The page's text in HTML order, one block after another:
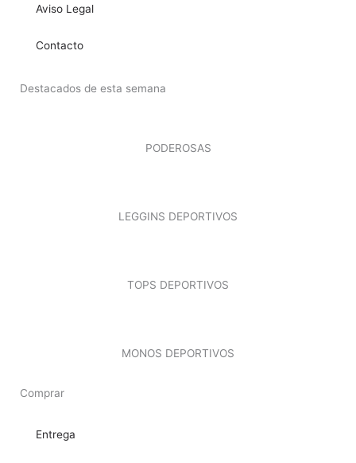
Aviso Legal
Contacto
Destacados de esta semana
PODEROSAS
LEGGINS DEPORTIVOS
TOPS DEPORTIVOS
MONOS DEPORTIVOS
Comprar
Entrega